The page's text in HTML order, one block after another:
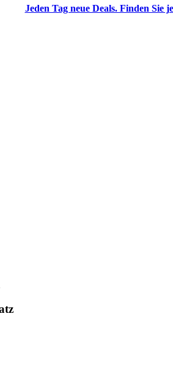
Jeden Tag neue Deals. Finden Sie